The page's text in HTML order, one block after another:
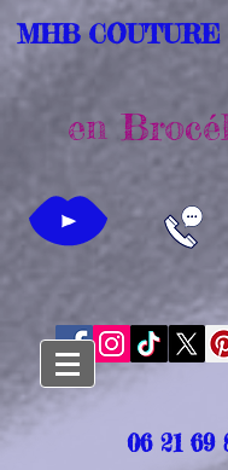
MHB
en
06 21 69